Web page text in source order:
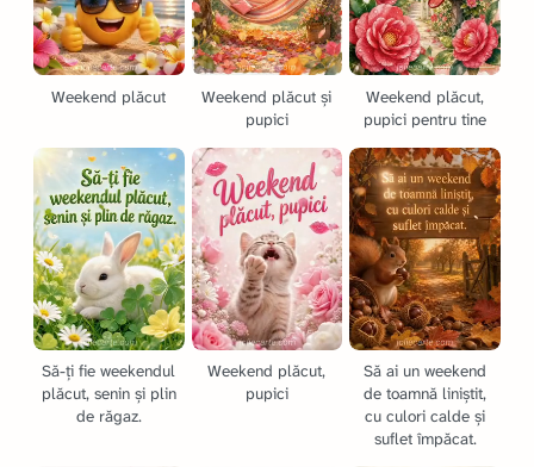
Weekend plăcut
Weekend plăcut și
pupici
Weekend plăcut,
pupici pentru tine
Să-ți fie weekendul
plăcut, senin și plin
de răgaz.
Weekend plăcut,
pupici
Să ai un weekend
de toamnă liniștit,
cu culori calde și
suflet împăcat.